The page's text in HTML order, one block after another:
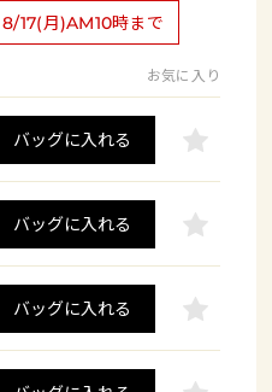
17(月)AM10時まで
お気に入り
バッグに入れる
バッグに入れる
バッグに入れる